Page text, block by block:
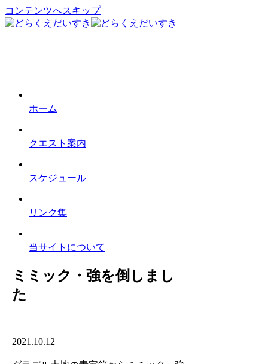
コンテンツへスキップ
ホーム
クエスト案内
スケジュール
リンク集
当サイトについて
ミミック・強を倒しまし
た
2021.10.12